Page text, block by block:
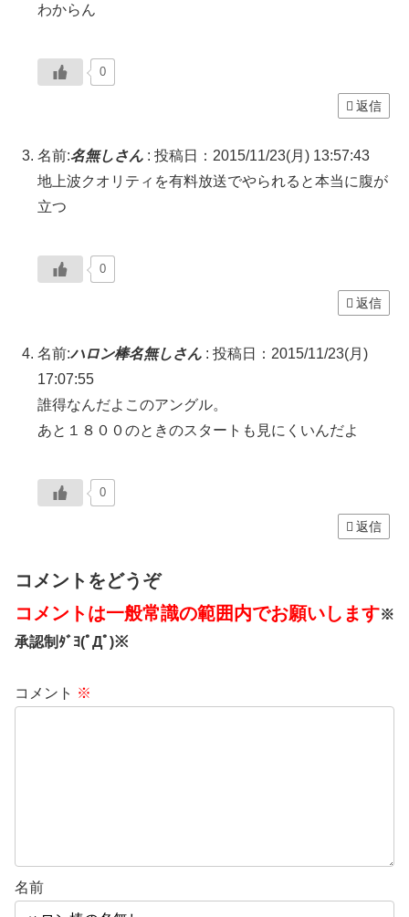
わからん
0
返信
名前:名無しさん : 投稿日：2015/11/23(月) 13:57:43
地上波クオリティを有料放送でやられると本当に腹が
立つ
0
返信
名前:ハロン棒名無しさん : 投稿日：2015/11/23(月)
17:07:55
誰得なんだよこのアングル。
あと１８００のときのスタートも見にくいんだよ
0
返信
コメントをどうぞ
コメントは一般常識の範囲内でお願いします※
承認制ﾀﾞﾖ(ﾟДﾟ)※
コメント ※
名前